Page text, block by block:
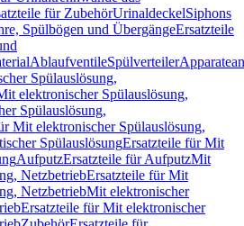
für ZubehörUrinaldeckelSiphons
Spülbögen und ÜbergängeErsatzteile
AblaufventileSpülverteiler
Spülauslösung,
elektronischer Spülauslösung,
Spülauslösung,
Mit elektronischer Spülauslösung,
SpülauslösungErsatzteile für Mit
AufputzErsatzteile für AufputzMit
NetzbetriebErsatzteile für Mit
NetzbetriebMit elektronischer
Ersatzteile für Mit elektronischer